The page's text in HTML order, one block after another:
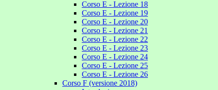
Corso E - Lezione 18
Corso E - Lezione 19
Corso E - Lezione 20
Corso E - Lezione 21
Corso E - Lezione 22
Corso E - Lezione 23
Corso E - Lezione 24
Corso E - Lezione 25
Corso E - Lezione 26
Corso F (versione 2018)